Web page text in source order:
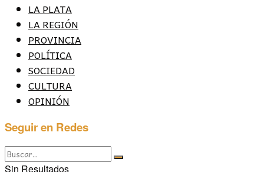
LA PLATA
LA REGIÓN
PROVINCIA
POLÍTICA
SOCIEDAD
CULTURA
OPINIÓN
Seguir en Redes
Sin Resultados